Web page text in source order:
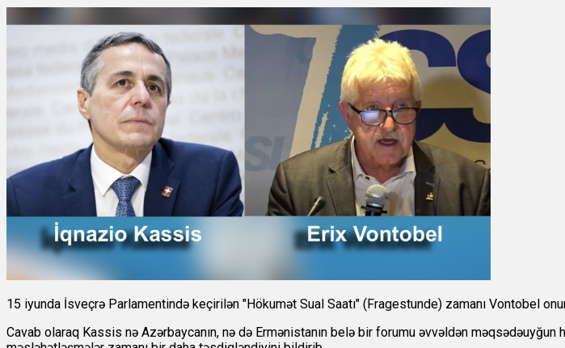
15 iyunda İsveçrə Parlamentində keçirilən "Hökumət Sual Saatı" (Fragestunde) zamanı Vontobel
Cavab olaraq Kassis nə Azərbaycanın, nə də Ermənistanın belə bir forumu əvvəldən